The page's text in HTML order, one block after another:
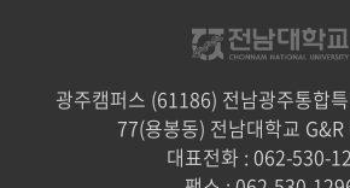
광주캠퍼스 (61186) 전남광주통합
77(용봉동) 전남대학교
대표전화 : 062-530-